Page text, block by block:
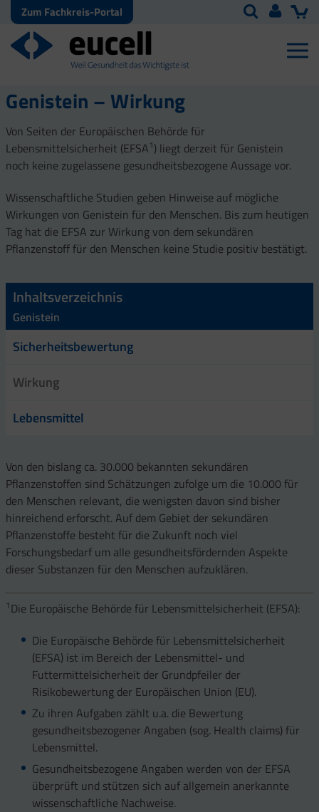
Zum Fachkreis-Portal
Genistein – Wirkung
Von Seiten der Europäischen Behörde für
Lebensmittelsicherheit (EFSA1) liegt derzeit für Genistein
noch keine zugelassene gesundheitsbezogene Aussage vor.
Wissenschaftliche Studien geben Hinweise auf mögliche
Wirkungen von Genistein für den Menschen. Bis zum heutigen
Tag hat die EFSA zur Wirkung von dem sekundären
Pflanzenstoff für den Menschen keine Studie positiv bestätigt.
Inhaltsverzeichnis
Genistein
Sicherheitsbewertung
Wirkung
Lebensmittel
Von den bislang ca. 30.000 bekannten sekundären
Pflanzenstoffen sind Schätzungen zufolge um die 10.000 für
den Menschen relevant, die wenigsten davon sind bisher
hinreichend erforscht. Auf dem Gebiet der sekundären
Pflanzenstoffe besteht für die Zukunft noch viel
Forschungsbedarf um alle gesundheitsfördernden Aspekte
dieser Substanzen für den Menschen aufzuklären.
1Die Europäische Behörde für Lebensmittelsicherheit (EFSA):
Die Europäische Behörde für Lebensmittelsicherheit
(EFSA) ist im Bereich der Lebensmittel- und
Futtermittelsicherheit der Grundpfeiler der
Risikobewertung der Europäischen Union (EU).
Zu ihren Aufgaben zählt u.a. die Bewertung
gesundheitsbezogener Angaben (sog. Health claims) für
Lebensmittel.
Gesundheitsbezogene Angaben werden von der EFSA
überprüft und stützen sich auf allgemein anerkannte
wissenschaftliche Nachweise.